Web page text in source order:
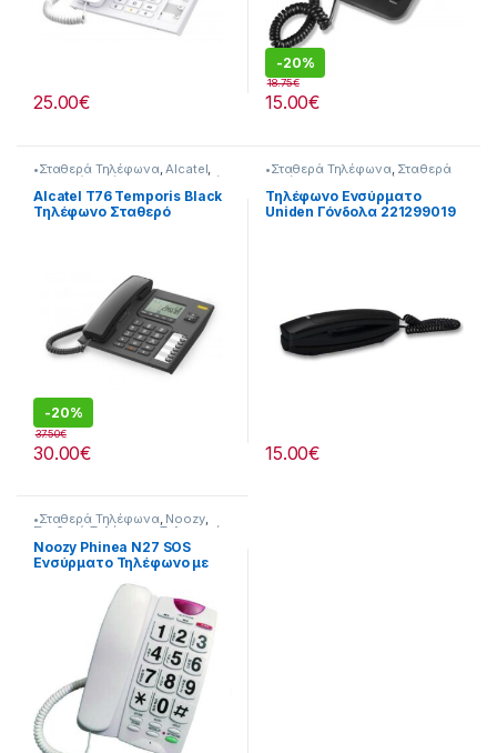
25.00€
-20%
15.00€
18.75€
•Σταθερά Τηλέφωνα, Alcatel
Σταθερά Τηλέφωνα ,Τηλεφωνία
Alcatel T76 Temporis Black
Τηλέφωνο Σταθερό
-20%
30.00€
37.50€
•Σταθερά Τηλέφωνα, Σταθερά
Τηλέφωνα Τηλεφωνία
Τηλέφωνο Ενσύρματο
Uniden Γόνδολα 221299019
15.00€
•Σταθερά Τηλέφωνα, Noozy,
Σταθερά Τηλέφωνα ,Τηλεφωνία
Noozy Phinea N27 SOS
Ενσύρματο Τηλέφωνο με
Ακρόαση και Πλήκτρο
Άμεσης Ανάγκης Λευκό